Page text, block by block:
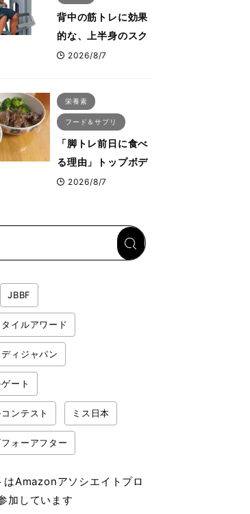
背中の筋トレに効果
的な、上半身のスク
ワットとも言われた
ス・プルオーバーマ
シン”とは？
2026/8/7
栄養素
フード＆サプリ
「脚トレ前日に食べ
る理由」トップボデ
ィビルダーが愛用す
2026/8/7
JBBF
イルアワード
ィジャパン
ート
ンテスト ミス日本
ォーアフター
はAmazonアソシエイトプロ
加しています